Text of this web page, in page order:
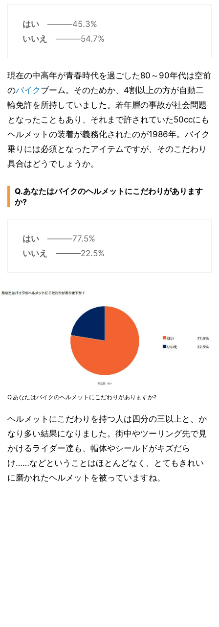
はい ―――45.3%
いいえ
―――54.7%
現在の中高年が青春時代を過ごした80～90年代は空前
のバイク ブーム。そのためか、4割以上の方が自動二
輪免許を所持していました。若年層の事故が社会問題
となったこともあり、それまで許されていた50ccにも
ヘルメットの装着が義務化されたのが1986年。バイク
乗りには必須となったアイテムですが、そのこだわり
具合はどうでしょうか。
Q.あなたはバイクのヘルメットにこだわりがあります
か?
はい ―――77.5%
いいえ
―――22.5%
Q.あなたはバイクのヘルメットにこだわりがありますか?
ヘルメットにこだわりを持つ人は四分の三以上と、か
なり多い結果になりました。街中やツーリング先で見
かけるライダー達も、帽体やシールドがキズだら
け……などということはほとんどなく、とてもきれい
に磨かれたヘルメットを被っていますね。